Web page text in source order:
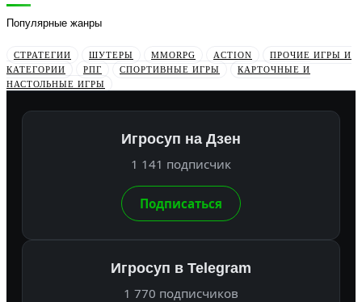
Популярные жанры
СТРАТЕГИИ ШУТЕРЫ MMORPG ACTION
ПРОЧИЕ ИГРЫ И
КАТЕГОРИИ
РПГ СПОРТИВНЫЕ ИГРЫ
КАРТОЧНЫЕ И
НАСТОЛЬНЫЕ ИГРЫ
Игросуп на Дзен
1 141 подписчик
Подписаться
Игросуп в Telegram
1 770 подписчиков